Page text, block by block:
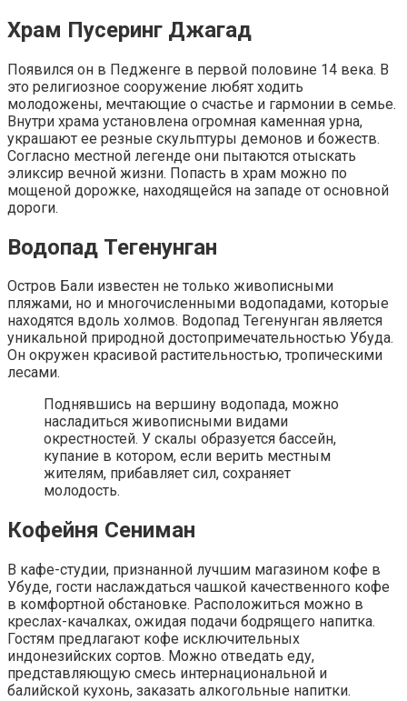
Храм Пусеринг Джагад
Появился он в Педженге в первой половине 14 века. В
это религиозное сооружение любят ходить
молодожены, мечтающие о счастье и гармонии в семье.
Внутри храма установлена огромная каменная урна,
украшают ее резные скульптуры демонов и божеств.
Согласно местной легенде они пытаются отыскать
эликсир вечной жизни. Попасть в храм можно по
мощеной дорожке, находящейся на западе от основной
дороги.
Водопад Тегенунган
Остров Бали известен не только живописными
пляжами, но и многочисленными водопадами, которые
находятся вдоль холмов. Водопад Тегенунган является
уникальной природной достопримечательностью Убуда.
Он окружен красивой растительностью, тропическими
лесами.
Поднявшись на вершину водопада, можно
насладиться живописными видами
окрестностей. У скалы образуется бассейн,
купание в котором, если верить местным
жителям, прибавляет сил, сохраняет
молодость.
Кофейня Сениман
В кафе-студии, признанной лучшим магазином кофе в
Убуде, гости наслаждаться чашкой качественного кофе
в комфортной обстановке. Расположиться можно в
креслах-качалках, ожидая подачи бодрящего напитка.
Гостям предлагают кофе исключительных
индонезийских сортов. Можно отведать еду,
представляющую смесь интернациональной и
балийской кухонь, заказать алкогольные напитки.